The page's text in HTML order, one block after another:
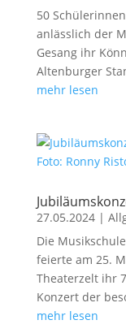
50
anlässlich der
Gesang ihr
Altenburger
mehr lesen
Foto: Ronny
27.05.2024|
Die
feierte am 25.
Theaterzelt ihr
Konzert der
mehr lesen